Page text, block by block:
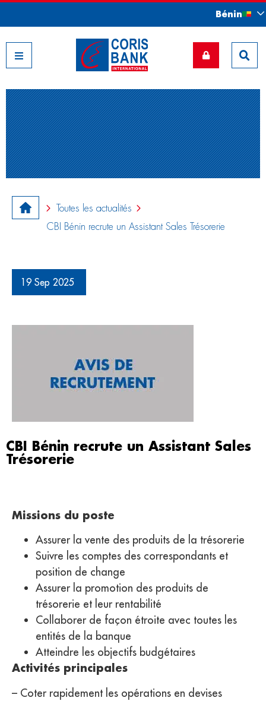
Bénin
Toutes les actualités
CBI Bénin recrute un Assistant Sales Trésorerie
19 Sep 2025
CBI Bénin recrute un Assistant Sales
Trésorerie
Missions du poste
Assurer la vente des produits de la trésorerie
Suivre les comptes des correspondants et
position de change
Assurer la promotion des produits de
trésorerie et leur rentabilité
Collaborer de façon étroite avec toutes les
entités de la banque
Atteindre les objectifs budgétaires
Activités principales
– Coter rapidement les opérations en devises